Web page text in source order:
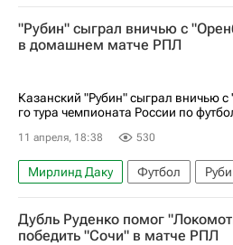
Российский футбольный союз
Эдуард Сперцян
Зенит
РПЛ 2026-2027 (Чемпионат
Кубок России по футболу
"Рубин" сыграл вничью с
в домашнем матче РПЛ
Казанский "Рубин" сыграл вничью
го тура чемпионата России по
11 апреля, 18:38 530
Мирлинд Даку Футбол
Оренбург
РПЛ 2026-2027 (Чемпионат
Дубль Руденко помог
победить "Сочи" в матче РПЛ